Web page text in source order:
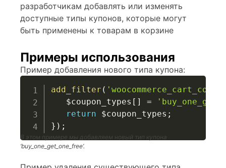
разработчикам добавлять или изменять
доступные типы купонов, которые могут
быть применены к товарам в корзине
Примеры использования
Пример добавления нового типа купона:
add_filter (
$coupon_types [ ] =
return
$coupon_types ;
} ) ;
В этом примере мы добавляем новый тип купона
‘buy_one_get_one_free’.